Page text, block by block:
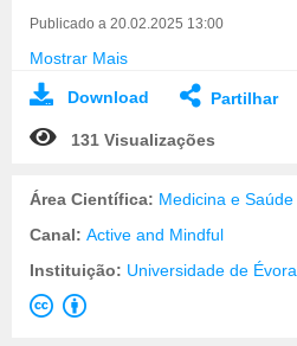
Publicado a 20.02.2025 13:00
Mostrar Mais
Download Partilhar
131 Visualizações
Área Científica: Medicina e Saúde
Canal: Active and Mindful
Instituição: Universidade de Évora